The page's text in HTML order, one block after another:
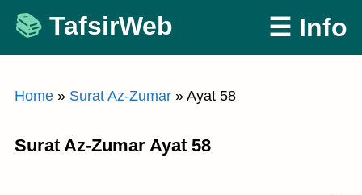
Skip
content
TafsirWeb ☰ Info
Home » Surat Az-Zumar » Ayat 58
Surat Az-Zumar Ayat 58